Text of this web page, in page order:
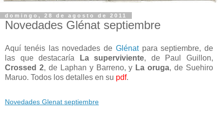
domingo, 28 de agosto de 2011
Novedades Glénat septiembre
Aquí tenéis las novedades de Glénat para septiembre, de
las que destacaría
La superviviente, de Paul Guillon,
Crossed 2, de Laphan y Barreno, y La oruga, de Suehiro
Maruo. Todos los detalles en su pdf.
Novedades Glenat septiembre